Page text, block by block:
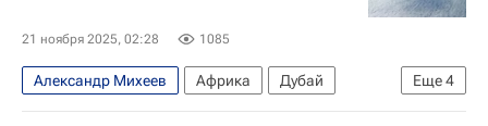
21 ноября 2025, 02:28 1085
Еще4
Александр Михеев Африка
Дубай
Азия
Рособоронэкспорт Су-30 В мире